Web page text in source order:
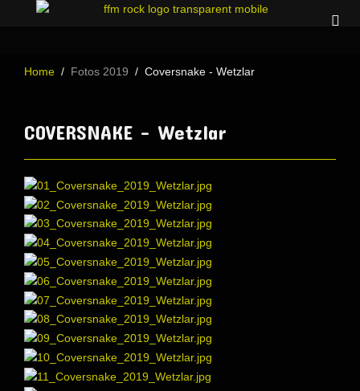
Home Fotos 2019 Coversnake - Wetzlar
COVERSNAKE - Wetzlar